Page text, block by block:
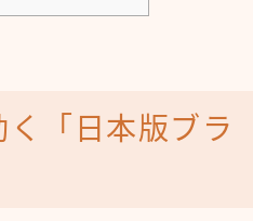
「日本版ブラ